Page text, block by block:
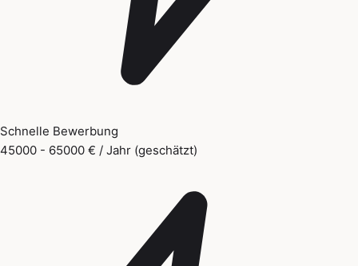
Schnelle Bewerbung
45000 - 65000 € / Jahr (geschätzt)